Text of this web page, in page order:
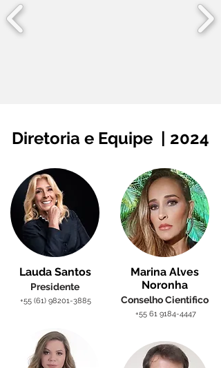
Diretoria e Equipe | 2024
Lauda Santos
Presidente
+55 (61) 98201-3885
Marina Alves
Noronha
Conselho Cientifico
+55 61 9184-4447